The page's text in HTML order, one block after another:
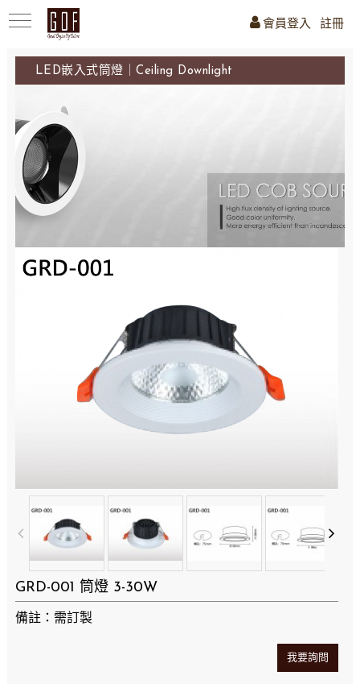
會員登入 註冊
LED嵌入式筒燈｜Ceiling Downlight
GRD-001 筒燈 3-30W
備註：需訂製
我要詢問